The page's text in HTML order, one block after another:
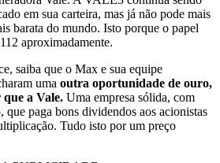
em sua carteira, mas já não pode mais
barata do mundo. Isto porque o papel
aproximadamente.
saiba que o Max e sua equipe
uma outra oportunidade de ouro,
que a Vale. Uma empresa sólida, com
que paga bons dividendos aos acionistas
Tudo isto por um preço